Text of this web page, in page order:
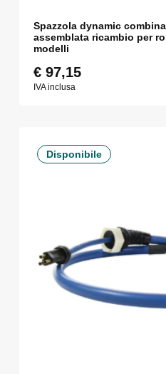
Spazzola dynamic
assemblata ricambio per
modelli
€97,15
IVA inclusa
Disponibile